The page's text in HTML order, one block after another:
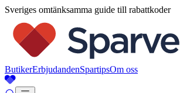
Sveriges omtänksamma guide till rabattkoder
ButikerErbjudandenSpartipsOm oss